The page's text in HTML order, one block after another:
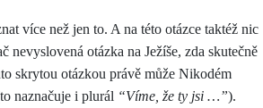
více než jen to. A na této otázce taktéž nic
otázka na Ježíše, zda skutečně
skrytou otázkou právě může Nikodém
naznačuje i plurál “Víme, že ty jsi …”).